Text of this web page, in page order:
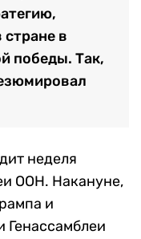
в
победы. Так,
неделя
ООН. Накануне,
и
Генассамблеи